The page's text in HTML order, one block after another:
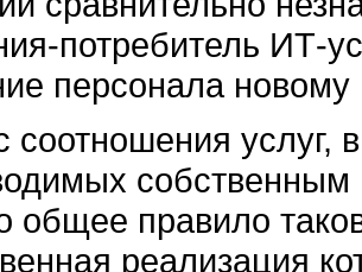
потребитель ИТ-
персонала новому
соотношения услуг,
собственным
общее правило
реализация